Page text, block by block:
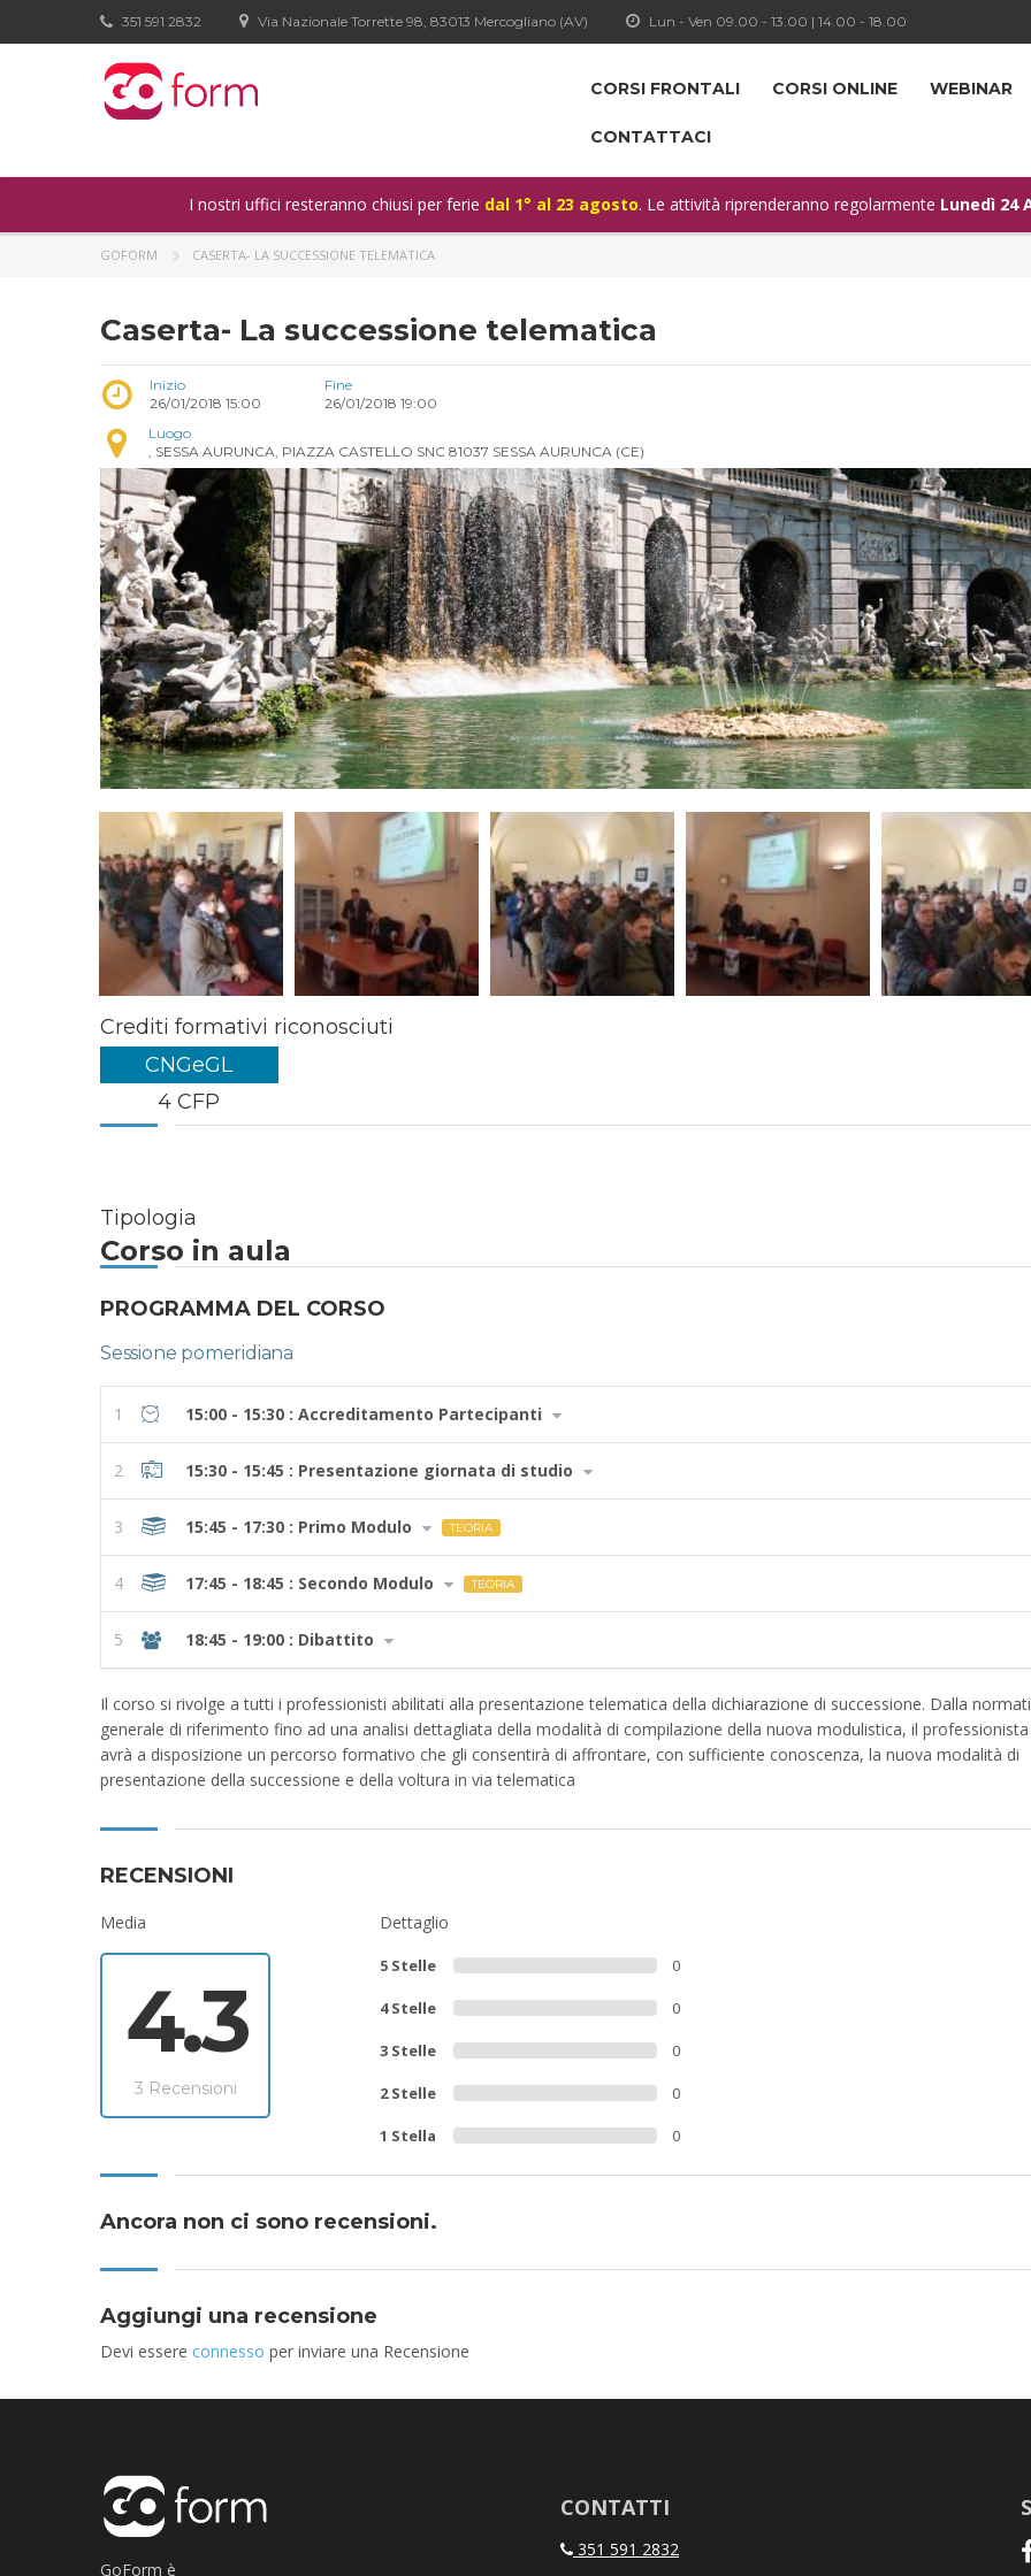
Lun - Ven 09.00 - 13.00 | 14.00 - 18.00
Via Nazionale Torrette 98, 83013 Mercogliano (AV)
351 591 2832
CORSI FRONTALI CORSI ONLINE WEBINAR
CONTATTACI
I nostri uffici resteranno chiusi per ferie dal 1° al 23 agosto. Le attività riprenderanno regolarmente Lunedì 24
GOFORM CASERTA- LA SUCCESSIONE TELEMATICA
Caserta- La successione telematica
Inizio
26/01/2018 15:00
Fine
26/01/2018 19:00
Luogo
, SESSA AURUNCA, PIAZZA CASTELLO SNC 81037 SESSA AURUNCA (CE)
Crediti formativi riconosciuti
CNGeGL
4 CFP
Tipologia
Corso in aula
PROGRAMMA DEL CORSO
Sessione pomeridiana
1 15:00 - 15:30 : Accreditamento Partecipanti
2 15:30 - 15:45 : Presentazione giornata di studio
3 15:45 - 17:30 : Primo Modulo TEORIA
4 17:45 - 18:45 : Secondo Modulo TEORIA
5 18:45 - 19:00 : Dibattito
Il corso si rivolge a tutti i professionisti abilitati alla presentazione telematica della dichiarazione di successione. Dalla
generale di riferimento fino ad una analisi dettagliata della modalità di compilazione della nuova modulistica, il professionista
avrà a disposizione un percorso formativo che gli consentirà di affrontare, con sufficiente conoscenza, la nuova modalità di
presentazione della successione e della voltura in via telematica
RECENSIONI
Media
4.3
3 Recensioni
Dettaglio
5 Stelle 0
4 Stelle 0
3 Stelle 0
2 Stelle 0
1 Stella 0
Ancora non ci sono recensioni.
Aggiungi una recensione
Devi essere connesso per inviare una Recensione
GoForm è
CONTATTI
351 591 2832